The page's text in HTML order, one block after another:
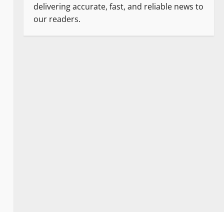
delivering accurate, fast, and reliable news to
our readers.